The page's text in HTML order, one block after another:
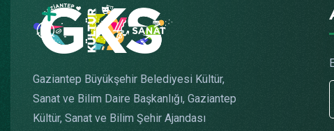
Gaziantep Büyükşehir Belediyesi Kültür,
Sanat ve Bilim Daire Başkanlığı, Gaziantep
Kültür, Sanat ve Bilim Şehir Ajandası